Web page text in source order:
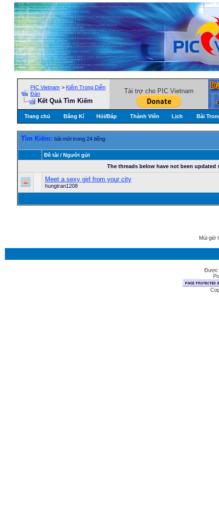
PIC Vietnam > Kiếm Trong Diễn
Ðàn
Kết Quả Tìm Kiếm
Tài trợ cho PIC Vietnam
Trang chủ Đăng Kí Hỏi/Ðáp Thành Viên Lịch Bài
Tìm Kiếm: bài mới trong 24 tiếng
Ðề tài / Người gửi
The threads below have not been
Meet a sexy girl from your city
hungtran1208
Múi giờ
Được